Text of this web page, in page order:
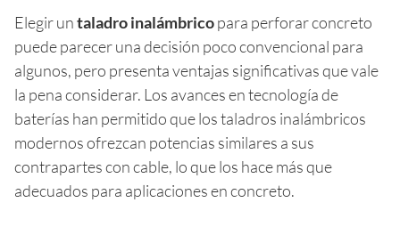
Elegir untaladro inalámbricopara perforar concreto
puede parecer una decisión poco convencional para
algunos, pero presenta ventajas significativas que vale
la pena considerar. Los avances en tecnología de
baterías han permitido que los taladros inalámbricos
modernos ofrezcan potencias similares a sus
contrapartes con cable, lo que los hace más que
adecuados para aplicaciones en concreto.